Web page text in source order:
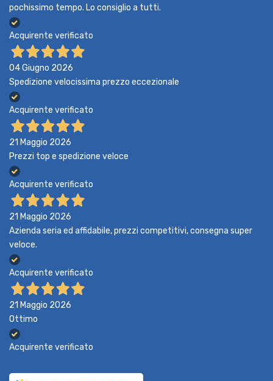
pochissimo tempo. Lo consiglio a tutti.
Acquirente verificato
04 Giugno 2026
Spedizione velocissima prezzo eccezionale
Acquirente verificato
21 Maggio 2026
Prezzi top e spedizione veloce
Acquirente verificato
21 Maggio 2026
Azienda seria ed affidabile, prezzi competitivi, consegna super
veloce.
Acquirente verificato
21 Maggio 2026
Ottimo
Acquirente verificato